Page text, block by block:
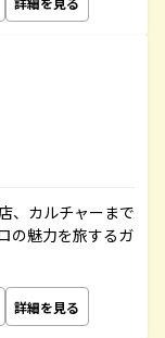
、カルチャーまで
の魅力を旅するガ
詳細を見る